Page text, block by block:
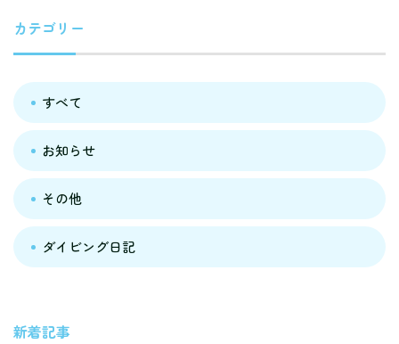
カテゴリー
すべて
お知らせ
その他
ダイビング日記
新着記事